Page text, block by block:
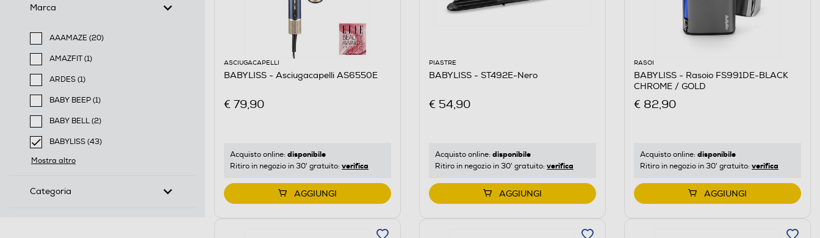
Marca
AAAMAZE (20)
Filtra per Marca: AAAMAZE
AMAZFIT (1)
Filtra per Marca: AMAZFIT
ARDES (1)
Filtra per Marca: ARDES
BABY BEEP (1)
Filtra per Marca: BABY BEEP
BABY BELL (2)
Filtra per Marca: BABY BELL
BABYLISS (43)
selected Filtro applicato per Marca: BABYLISS
Mostra altro
Categoria
ASCIUGACAPELLI
BABYLISS - Asciugacapelli AS6550E
€ 79,90
Acquisto online: disponibile
Ritiro in negozio in 30' gratuito: verifica
AGGIUNGI
PIASTRE
BABYLISS - ST492E-Nero
€ 54,90
Acquisto online: disponibile
Ritiro in negozio in 30' gratuito: verifica
AGGIUNGI
RASOI
BABYLISS - Rasoio FS991DE-BLACK
CHROME / GOLD
€ 82,90
Acquisto online: disponibile
Ritiro in negozio in 30' gratuito: verifica
AGGIUNGI